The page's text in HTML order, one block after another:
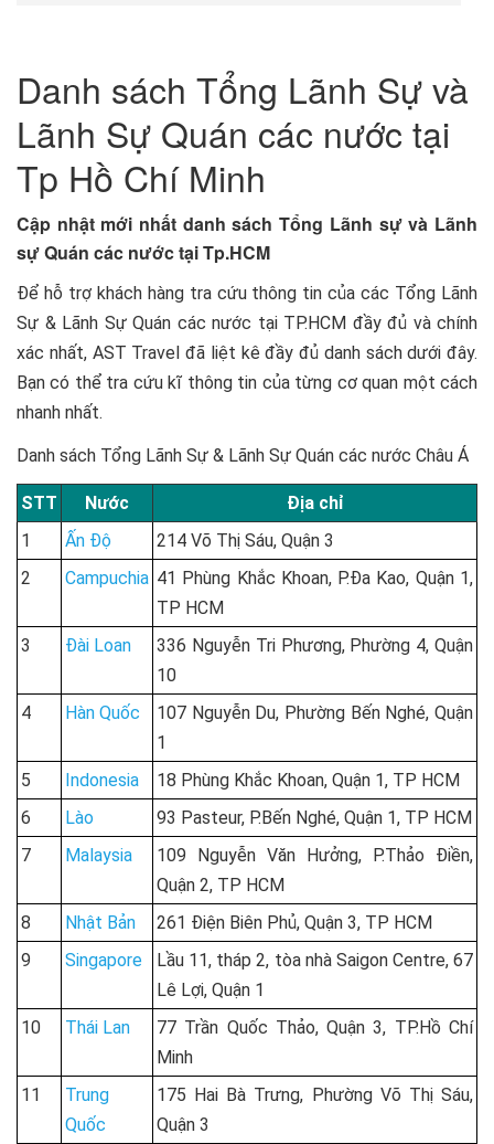
Danh sách Tổng Lãnh Sự và
Lãnh Sự Quán các nước tại
Tp Hồ Chí Minh
Cập nhật mới nhất danh sách Tổng Lãnh sự và Lãnh
sự Quán các nước tại Tp.HCM
Để hỗ trợ khách hàng tra cứu thông tin của các Tổng Lãnh
Sự & Lãnh Sự Quán các nước tại TP.HCM đầy đủ và chính
xác nhất, AST Travel đã liệt kê đầy đủ danh sách dưới đây.
Bạn có thể tra cứu kĩ thông tin của từng cơ quan một cách
nhanh nhất.
Danh sách Tổng Lãnh Sự & Lãnh Sự Quán các nước Châu Á
STT Nước
Địa chỉ
1
Ấn Độ
214 Võ Thị Sáu, Quận 3
2
Campuchia 41 Phùng Khắc Khoan, P.Đa Kao, Quận 1,
TP HCM
3
Đài Loan
336 Nguyễn Tri Phương, Phường 4, Quận
10
4
Hàn Quốc
107 Nguyễn Du, Phường Bến Nghé, Quận
1
5
Indonesia
18 Phùng Khắc Khoan, Quận 1, TP HCM
6
Lào
93 Pasteur, P.Bến Nghé, Quận 1, TP HCM
7
Malaysia
109 Nguyễn Văn Hưởng, P.Thảo Điền,
Quận 2, TP HCM
8
Nhật Bản
261 Điện Biên Phủ, Quận 3, TP HCM
9
Singapore
Lầu 11, tháp 2, tòa nhà Saigon Centre, 67
Lê Lợi, Quận 1
10
Thái Lan
77 Trần Quốc Thảo, Quận 3, TP.Hồ Chí
Minh
11
Trung
Quốc
175 Hai Bà Trưng, Phường Võ Thị Sáu,
Quận 3